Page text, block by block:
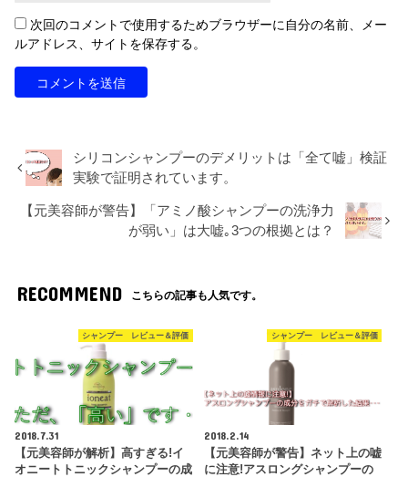
次回のコメントで使用するためブラウザーに自分の名前、メー
ルアドレス、サイトを保存する。
シリコンシャンプーのデメリットは「全て嘘」検証
実験で証明されています。
【元美容師が警告】「アミノ酸シャンプーの洗浄力
が弱い」は大嘘｡3つの根拠とは？
RECOMMEND こちらの記事も人気です。
シャンプー レビュー＆評価
2018.7.31
【元美容師が解析】高すぎる!イ
オニートトニックシャンプーの成
シャンプー レビュー＆評価
2018.2.14
【元美容師が警告】ネット上の嘘
に注意!アスロングシャンプーの